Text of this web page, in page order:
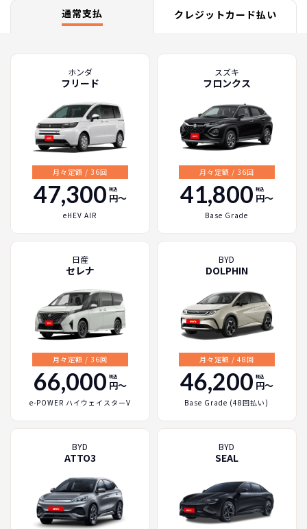
通常支払 クレジットカード払い
ホンダ
フリード
月々定額 / 36回
47,300 税込
円〜
eHEV AIR
スズキ
フロンクス
月々定額 / 36回
41,800 税込
円〜
Base Grade
日産
セレナ
月々定額 / 36回
66,000 税込
円〜
e-POWER ハイウェイスターV
BYD
DOLPHIN
月々定額 / 48回
46,200 税込
円〜
Base Grade (48回払い)
BYD
ATTO3
BYD
SEAL